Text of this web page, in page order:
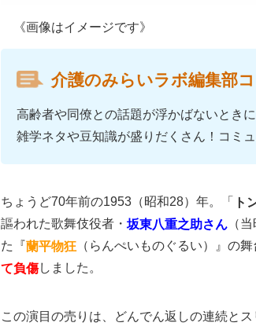
《画像はイメージです》
介護のみらいラボ編集部
高齢者や同僚との話題が浮かばないとき
雑学ネタや豆知識が盛りだくさん！コミ
ちょうど70年前の1953（昭和28）年。「 ト
謳われた歌舞伎役者・ 坂東八重之助さん （
た『蘭平物狂 （らんぺいものぐるい）』の
て負傷しました。
この演目の売りは、どんでん返しの連続と